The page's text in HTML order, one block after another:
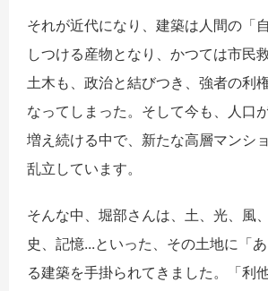
それが近代になり、建築は人間の「自
しつける産物となり、 かつては市民
土木も、政治と結びつき、 強者の利
なってしまった。そして今も、 人口
増え続ける中で、 新たな高層マンシ
乱立しています。
そんな中、堀部さんは、土、光、風
史、記憶...といった、その土地に「あ
る建築を手掛られてきました。「利他